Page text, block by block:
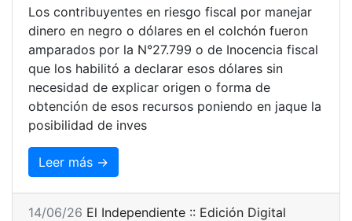
Los contribuyentes en riesgo fiscal por manejar
dinero en negro o dólares en el colchón fueron
amparados por la N°27.799 o de Inocencia fiscal
que los habilitó a declarar esos dólares sin
necesidad de explicar origen o forma de
obtención de esos recursos poniendo en jaque la
posibilidad de inves
Leer más →
14/06/26 El Independiente :: Edición Digital